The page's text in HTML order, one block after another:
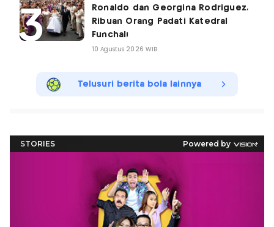
Ronaldo dan Georgina Rodriguez,
Ribuan Orang Padati Katedral
Funchal!
10 Agustus 2026 WIB
Telusuri berita bola lainnya